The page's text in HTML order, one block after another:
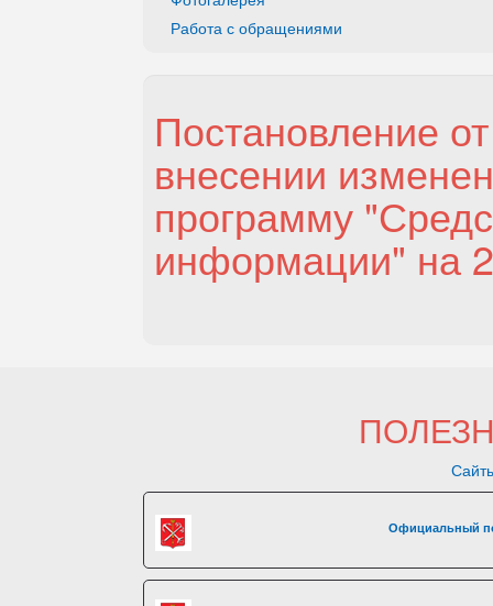
Работа с обращениями
Постановление
внесении
программу
информации" на
Официальный